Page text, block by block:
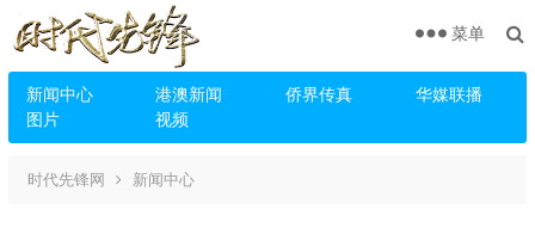
新闻中心 港澳新闻 侨界传真
华媒联播
图片
视频
菜单
时代先锋网 新闻中心